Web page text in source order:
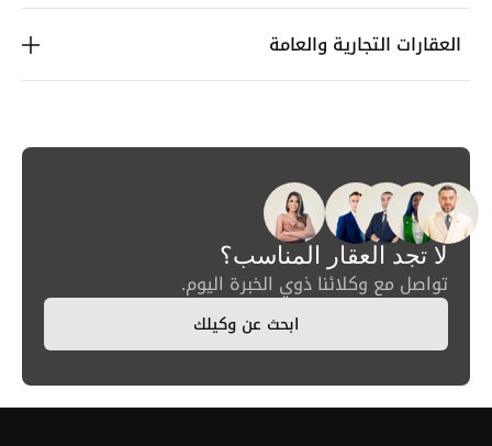
العقارات التجارية والعامة
لا تجد العقار المناسب؟
تواصل مع وكلائنا ذوي الخبرة اليوم.
ابحث عن وكيلك